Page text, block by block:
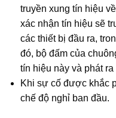
truyền xung tín hiệu
xác nhận tín hiệu sẽ
các thiết bị đầu ra,
đó, bộ đấm của
tín hiệu này và phát
Khi sự cố được khắc
chế độ nghỉ ban đầu.